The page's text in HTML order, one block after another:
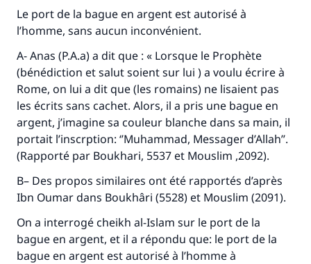
Le port de la bague en argent est autorisé à
l’homme, sans aucun inconvénient.
A- Anas (P.A.a) a dit que : « Lorsque le Prophète
(bénédiction et salut soient sur lui ) a voulu écrire à
Rome, on lui a dit que (les romains) ne lisaient pas
les écrits sans cachet. Alors, il a pris une bague en
argent, j’imagine sa couleur blanche dans sa main, il
portait l’inscrption: ‘’Muhammad, Messager d’Allah’’.
(Rapporté par Boukhari, 5537 et Mouslim ,2092).
B– Des propos similaires ont été rapportés d’après
Ibn Oumar dans Boukhâri (5528) et Mouslim (2091).
On a interrogé cheikh al-Islam sur le port de la
bague en argent, et il a répondu que: le port de la
bague en argent est autorisé à l’homme à